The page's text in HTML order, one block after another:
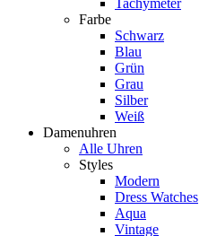
Farbe
Schwarz
Blau
Grün
Grau
Silber
Weiß
Damenuhren
Alle Uhren
Styles
Modern
Dress Watches
Aqua
Vintage